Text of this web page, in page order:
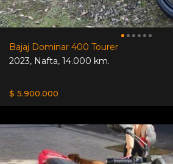
Bajaj Dominar 400 Tourer
2023, Nafta, 14.000 km.
$ 5.900.000